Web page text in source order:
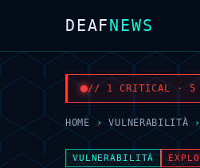
DEAFNEWS
// 1 CRITICAL · 5
HOME › VULNERABILITÀ ›
VULNERABILITÀ